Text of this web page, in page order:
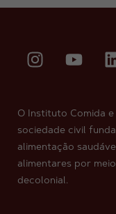
O Instituto Comida
sociedade civil
alimentação
alimentares por
decolonial.